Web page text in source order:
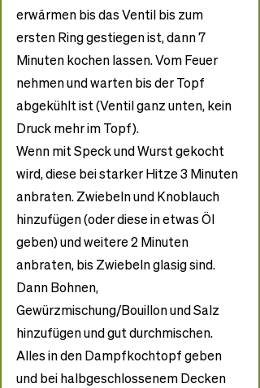
erwärmen bis das Ventil bis zum
ersten Ring gestiegen ist, dann 7
Minuten kochen lassen. Vom Feuer
nehmen und warten bis der Topf
abgekühlt ist (Ventil ganz unten, kein
Druck mehr im Topf).
Wenn mit Speck und Wurst gekocht
wird, diese bei starker Hitze 3 Minuten
anbraten. Zwiebeln und Knoblauch
hinzufügen (oder diese in etwas Öl
geben) und weitere 2 Minuten
anbraten, bis Zwiebeln glasig sind.
Dann Bohnen,
Gewürzmischung/Bouillon und Salz
hinzufügen und gut durchmischen.
Alles in den Dampfkochtopf geben
und bei halbgeschlossenem Decken